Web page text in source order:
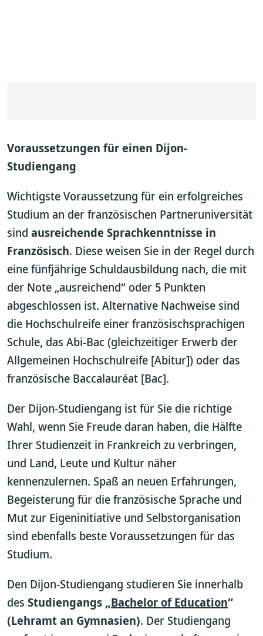
Voraussetzungen für einen Dijon-
Studiengang
Wichtigste Voraussetzung für ein erfolgreiches
Studium an der französischen Partneruniversität
sind ausreichende Sprachkenntnisse in
Französisch. Diese weisen Sie in der Regel durch
eine fünfjährige Schuldausbildung nach, die mit
der Note „ausreichend“ oder 5 Punkten
abgeschlossen ist. Alternative Nachweise sind
die Hochschulreife einer französischsprachigen
Schule, das Abi-Bac (gleichzeitiger Erwerb der
Allgemeinen Hochschulreife [Abitur]) oder das
französische Baccalauréat [Bac].
Der Dijon-Studiengang ist für Sie die richtige
Wahl, wenn Sie Freude daran haben, die Hälfte
Ihrer Studienzeit in Frankreich zu verbringen,
und Land, Leute und Kultur näher
kennenzulernen. Spaß an neuen Erfahrungen,
Begeisterung für die französische Sprache und
Mut zur Eigeninitiative und Selbstorganisation
sind ebenfalls beste Voraussetzungen für das
Studium.
Den Dijon-Studiengang studieren Sie innerhalb
des Studiengangs „Bachelor of Education“
(Lehramt an Gymnasien). Der Studiengang